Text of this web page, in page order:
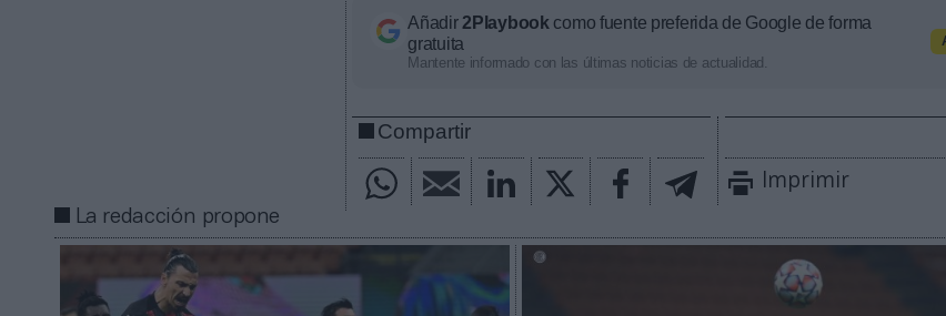
Añadir2Playbook como fuente preferida de Google de forma
gratuita
Mantente informado con las últimas noticias de actualidad.
Compartir
Imprimir
La redacción propone